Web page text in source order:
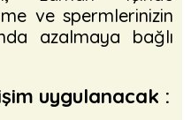
ve spermlerinizin
azalmaya bağlı
uygulanacak :